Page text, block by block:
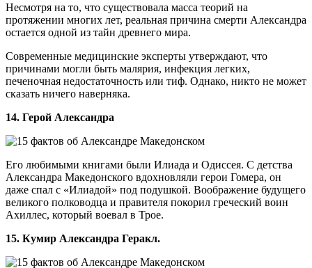
Несмотря на то, что существовала масса теорий на
протяжении многих лет, реальная причина смерти Александра
остается одной из тайн древнего мира.
Современные медицинские эксперты утверждают, что
причинами могли быть малярия, инфекция легких,
печеночная недостаточность или тиф. Однако, никто не может
сказать ничего наверняка.
14. Герой Александра
Его любимыми книгами были Илиада и Одиссея. С детства
Александра Македонского вдохновляли герои Гомера, он
даже спал с «Илиадой» под подушкой. Воображение будущего
великого полководца и правителя покорил греческий воин
Ахиллес, который воевал в Трое.
15. Кумир Александра Геракл.